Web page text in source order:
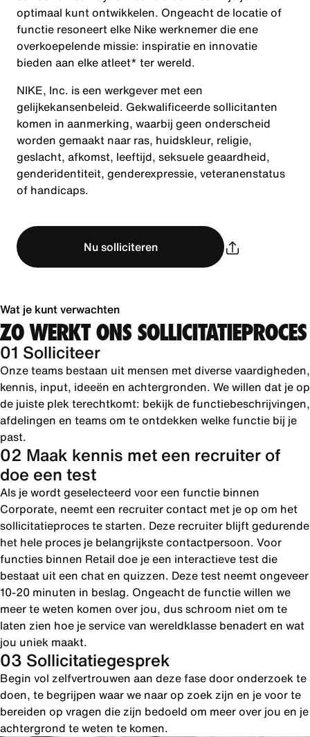
optimaal kunt ontwikkelen. Ongeacht de locatie of
functie resoneert elke Nike werknemer die ene
overkoepelende missie: inspiratie en innovatie
bieden aan elke atleet* ter wereld.
NIKE, Inc. is een werkgever met een
gelijkekansenbeleid. Gekwalificeerde sollicitanten
komen in aanmerking, waarbij geen onderscheid
worden gemaakt naar ras, huidskleur, religie,
geslacht, afkomst, leeftijd, seksuele geaardheid,
genderidentiteit, genderexpressie, veteranenstatus
of handicaps.
Nu solliciteren
Wat je kunt verwachten
ZO WERKT ONS SOLLICITATIEPROCES
01 Solliciteer
Onze teams bestaan uit mensen met diverse vaardigheden,
kennis, input, ideeën en achtergronden. We willen dat je op
de juiste plek terechtkomt: bekijk de functiebeschrijvingen,
afdelingen en teams om te ontdekken welke functie bij je
past.
02 Maak kennis met een recruiter of
doe een test
Als je wordt geselecteerd voor een functie binnen
Corporate, neemt een recruiter contact met je op om het
sollicitatieproces te starten. Deze recruiter blijft gedurende
het hele proces je belangrijkste contactpersoon. Voor
functies binnen Retail doe je een interactieve test die
bestaat uit een chat en quizzen. Deze test neemt ongeveer
10-20 minuten in beslag. Ongeacht de functie willen we
meer te weten komen over jou, dus schroom niet om te
laten zien hoe je service van wereldklasse benadert en wat
jou uniek maakt.
03 Sollicitatiegesprek
Begin vol zelfvertrouwen aan deze fase door onderzoek te
doen, te begrijpen waar we naar op zoek zijn en je voor te
bereiden op vragen die zijn bedoeld om meer over jou en je
achtergrond te weten te komen.